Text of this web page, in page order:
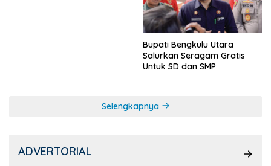
Bupati Bengkulu Utara
Salurkan Seragam Gratis
Untuk SD dan SMP
Selengkapnya
ADVERTORIAL